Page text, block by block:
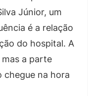
Júnior, um
é a relação
do hospital. A
a parte
chegue na hora